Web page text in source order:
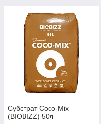
Субстрат Coco-Mix
(BIOBIZZ) 50л